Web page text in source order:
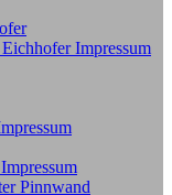
Impressum
Pinnwand